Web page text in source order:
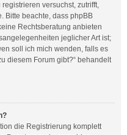
versuchst, zutrifft,
Bitte beachte, dass phpBB
Rechtsberatung anbieten
jeglicher Art ist;
soll ich mich wenden, falls es
diesem Forum gibt?“ behandelt
die Registrierung komplett